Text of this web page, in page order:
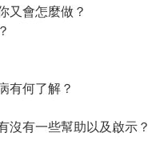
又會怎麼做？
有何了解？
沒有一些幫助以及啟示？